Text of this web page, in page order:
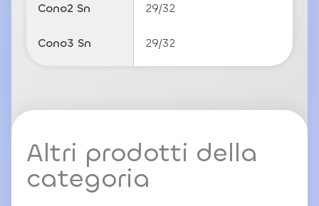
Cono2 Sn 29/32
Cono3 Sn 29/32
Altri prodotti della
categoria